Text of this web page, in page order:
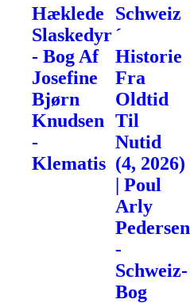
Hæklede
Slaskedyr
- Bog Af
Josefine
Bjørn
Knudsen
-
Klematis
Schweiz
´
Historie
Fra
Oldtid
Til
Nutid
(4, 2026)
| Poul
Arly
Pedersen
-
Schweiz-
Bog